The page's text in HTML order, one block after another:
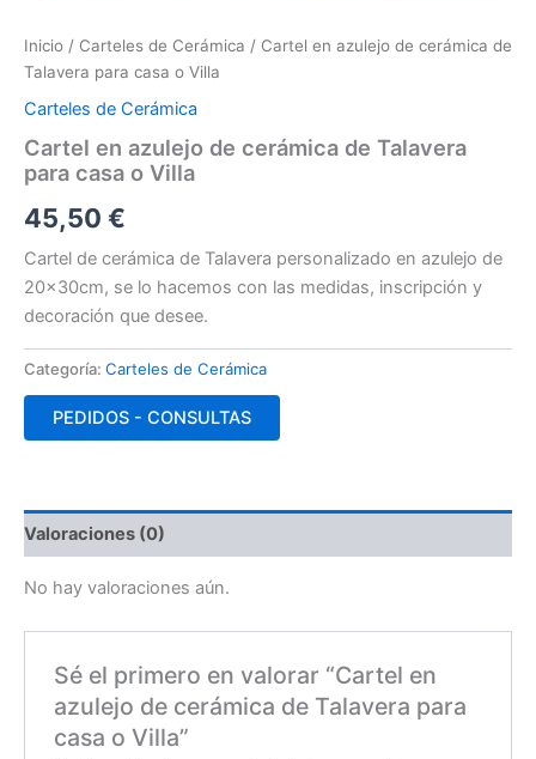
Inicio / Carteles de Cerámica / Cartel en azulejo de cerámica de
Talavera para casa o Villa
Carteles de Cerámica
Cartel en azulejo de cerámica de Talavera
para casa o Villa
45,50 €
Cartel de cerámica de Talavera personalizado en azulejo de
20x30cm, se lo hacemos con las medidas, inscripción y
decoración que desee.
Categoría: Carteles de Cerámica
PEDIDOS - CONSULTAS
Valoraciones (0)
No hay valoraciones aún.
Sé el primero en valorar “Cartel en
azulejo de cerámica de Talavera para
casa o Villa”